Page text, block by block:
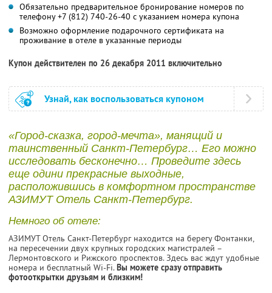
Обязательно предварительное бронирование номеров по
телефону +7 (812) 740-26-40 с указанием номера купона
Возможно оформление подарочного сертификата на
проживание в отеле в указанные периоды
Купон действителен по 26 декабря 2011 включительно
Узнай, как воспользоваться купоном
«Город-сказка, город-мечта», манящий и
таинственный Санкт-Петербург… Его можно
исследовать бесконечно… Проведите здесь
еще одини прекрасные выходные,
расположившись в комфортном пространстве
АЗИМУТ Отель Санкт-Петербург.
Немного об отеле:
АЗИМУТ Отель Санкт-Петербург находится на берегу Фонтанки,
на пересечении двух крупных городских магистралей –
Лермонтовского и Рижского проспектов. Здесь вас ждут удобные
номера и бесплатный Wi-Fi.Вы можете сразу отправить
фотооткрытки друзьям и близким!